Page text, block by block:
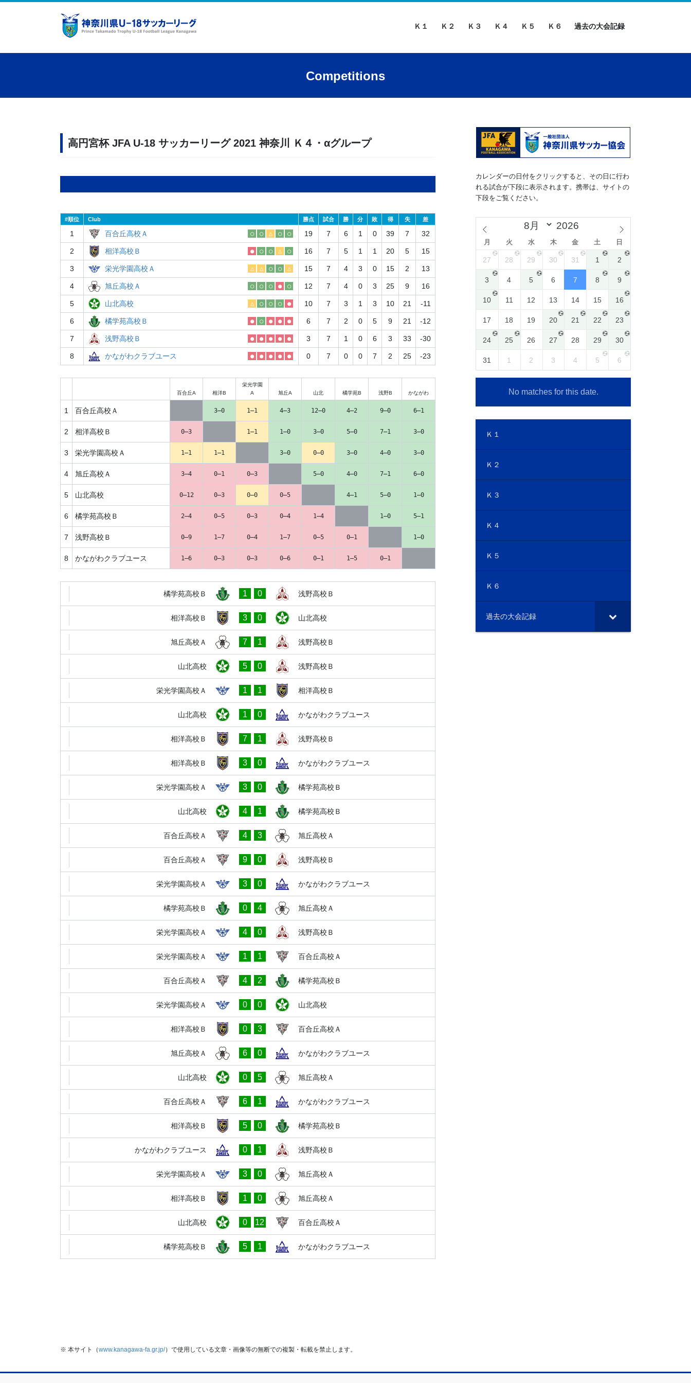
ツ
シ
Ｋ１ Ｋ２ Ｋ３ Ｋ４ Ｋ５ Ｋ６ 過去の大会記録
Competitions
高円宮杯 JFA U-18 サッカーリーグ 2021 神奈川 Ｋ４・αグループ
# Club 勝点 試合 勝 分 敗 得 失 差
1 百合丘高校Ａ ○ ○ △ ○ ○ 19 7 6 1 0 39 7 32
2 相洋高校Ｂ ● ○ ○ △ ○ 16 7 5 1 1 20 5 15
3 栄光学園高校Ａ △ △ ○ ○ △ 15 7 4 3 0 15 2 13
4 旭丘高校Ａ ○ ○ ○ ● ○ 12 7 4 0 3 25 9 16
5 山北高校 △ ○ ○ ○ ● 10 7 3 1 3 10 21 -11
6 橘学苑高校Ｂ ● ○ ● ● ● 6 7 2 0 5 9 21 -12
7 浅野高校Ｂ ● ● ● ● ● 3 7 1 0 6 3 33 -30
8 かながわクラブユース ● ● ● ● ● 0 7 0 0 7 2 25 -23
百合丘A 相洋B
栄光学園
A
旭丘A 山北 橘学苑B 浅野B かながわ
1 百合丘高校Ａ 3–0 1–1 4–3 12–0 4–2 9–0 6–1
2 相洋高校Ｂ 0–3 1–1 1–0 3–0 5–0 7–1 3–0
3 栄光学園高校Ａ 1–1 1–1 3–0 0–0 3–0 4–0 3–0
4 旭丘高校Ａ 3–4 0–1 0–3 5–0 4–0 7–1 6–0
5 山北高校 0–12 0–3 0–0 0–5 4–1 5–0 1–0
6 橘学苑高校Ｂ 2–4 0–5 0–3 0–4 1–4 1–0 5–1
7 浅野高校Ｂ 0–9 1–7 0–4 1–7 0–5 0–1 1–0
8 かながわクラブユース 1–6 0–3 0–3 0–6 0–1 1–5 0–1
橘学苑高校Ｂ 1 0 浅野高校Ｂ
相洋高校Ｂ 3 0 山北高校
旭丘高校Ａ 7 1 浅野高校Ｂ
山北高校 5 0 浅野高校Ｂ
栄光学園高校Ａ 1 1 相洋高校Ｂ
山北高校 1 0 かながわクラブユース
相洋高校Ｂ 7 1 浅野高校Ｂ
相洋高校Ｂ 3 0 かながわクラブユース
栄光学園高校Ａ 3 0 橘学苑高校Ｂ
山北高校 4 1 橘学苑高校Ｂ
百合丘高校Ａ 4 3 旭丘高校Ａ
百合丘高校Ａ 9 0 浅野高校Ｂ
栄光学園高校Ａ 3 0 かながわクラブユース
橘学苑高校Ｂ 0 4 旭丘高校Ａ
栄光学園高校Ａ 4 0 浅野高校Ｂ
栄光学園高校Ａ 1 1 百合丘高校Ａ
百合丘高校Ａ 4 2 橘学苑高校Ｂ
栄光学園高校Ａ 0 0 山北高校
相洋高校Ｂ 0 3 百合丘高校Ａ
旭丘高校Ａ 6 0 かながわクラブユース
山北高校 0 5 旭丘高校Ａ
百合丘高校Ａ 6 1 かながわクラブユース
相洋高校Ｂ 5 0 橘学苑高校Ｂ
かながわクラブユース 0 1 浅野高校Ｂ
栄光学園高校Ａ 3 0 旭丘高校Ａ
相洋高校Ｂ 1 0 旭丘高校Ａ
山北高校 0 12 百合丘高校Ａ
橘学苑高校Ｂ 5 1 かながわクラブユース
カレンダーの日付をクリックすると、その日に行わ
れる試合が下段に表示されます。携帯は、サイトの
下段をご覧ください。
月 火 水 木 金 土 日
27 28 29 30 31 1 2
3 4 5 6 7 8 9
10 11 12 13 14 15 16
17 18 19 20 21 22 23
24 25 26 27 28 29 30
31 1 2 3 4 5 6
No matches for this date.
Ｋ１
Ｋ２
Ｋ３
Ｋ４
Ｋ５
Ｋ６
過去の大会記録
※ 本サイト（www.kanagawa-fa.gr.jp/）で使用している文章・画像等の無断での複製・転載を禁止します。